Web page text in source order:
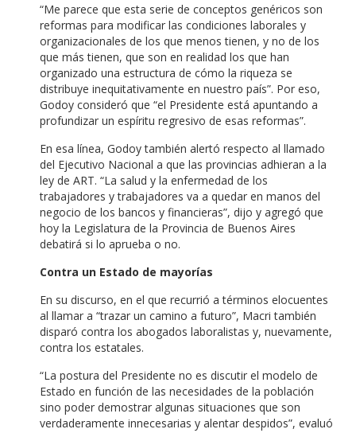
“Me parece que esta serie de conceptos genéricos son
reformas para modificar las condiciones laborales y
organizacionales de los que menos tienen, y no de los
que más tienen, que son en realidad los que han
organizado una estructura de cómo la riqueza se
distribuye inequitativamente en nuestro país”. Por eso,
Godoy consideró que “el Presidente está apuntando a
profundizar un espíritu regresivo de esas reformas”.
En esa línea, Godoy también alertó respecto al llamado
del Ejecutivo Nacional a que las provincias adhieran a la
ley de ART. “La salud y la enfermedad de los
trabajadores y trabajadores va a quedar en manos del
negocio de los bancos y financieras”, dijo y agregó que
hoy la Legislatura de la Provincia de Buenos Aires
debatirá si lo aprueba o no.
Contra un Estado de mayorías
En su discurso, en el que recurrió a términos elocuentes
al llamar a “trazar un camino a futuro”, Macri también
disparó contra los abogados laboralistas y, nuevamente,
contra los estatales.
“La postura del Presidente no es discutir el modelo de
Estado en función de las necesidades de la población
sino poder demostrar algunas situaciones que son
verdaderamente innecesarias y alentar despidos”, evaluó